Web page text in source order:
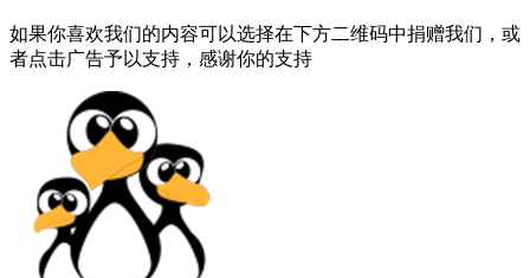
如果你喜欢我们的内容可以选择在下方二维码中捐赠我们，或
者点击广告予以支持，感谢你的支持